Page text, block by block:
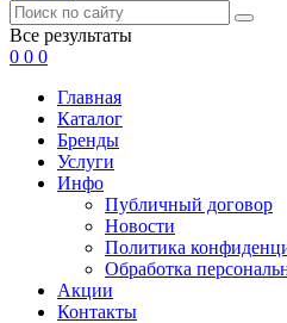
Все результаты
0 0 0
Главная
Каталог
Бренды
Услуги
Инфо
Публичный договор
Новости
Политика
Обработка
Акции
Контакты